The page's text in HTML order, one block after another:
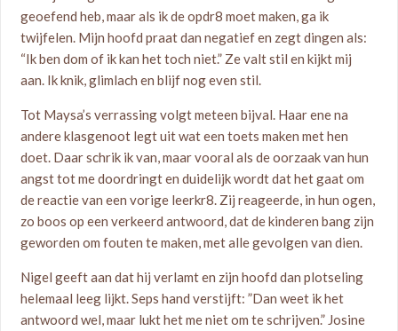
geoefend heb, maar als ik de opdr8 moet maken, ga ik
twijfelen. Mijn hoofd praat dan negatief en zegt dingen als:
“Ik ben dom of ik kan het toch niet.” Ze valt stil en kijkt mij
aan. Ik knik, glimlach en blijf nog even stil.
Tot Maysa’s verrassing volgt meteen bijval. Haar ene na
andere klasgenoot legt uit wat een toets maken met hen
doet. Daar schrik ik van, maar vooral als de oorzaak van hun
angst tot me doordringt en duidelijk wordt dat het gaat om
de reactie van een vorige leerkr8. Zij reageerde, in hun ogen,
zo boos op een verkeerd antwoord, dat de kinderen bang zijn
geworden om fouten te maken, met alle gevolgen van dien.
Nigel geeft aan dat hij verlamt en zijn hoofd dan plotseling
helemaal leeg lijkt. Seps hand verstijft: ”Dan weet ik het
antwoord wel, maar lukt het me niet om te schrijven.” Josine